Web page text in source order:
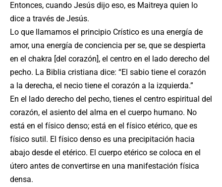
Entonces, cuando Jesús dijo eso, es Maitreya quien lo
dice a través de Jesús.
Lo que llamamos el principio Crístico es una energía de
amor, una energía de conciencia per se, que se despierta
en el chakra [del corazón], el centro en el lado derecho del
pecho. La Biblia cristiana dice: “El sabio tiene el corazón
a la derecha, el necio tiene el corazón a la izquierda.”
En el lado derecho del pecho, tienes el centro espiritual del
corazón, el asiento del alma en el cuerpo humano. No
está en el físico denso; está en el físico etérico, que es
físico sutil. El físico denso es una precipitación hacia
abajo desde el etérico. El cuerpo etérico se coloca en el
útero antes de convertirse en una manifestación física
densa.